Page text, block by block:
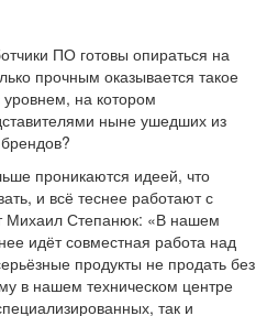
ПО готовы опираться на
прочным оказывается такое
на котором
ныне ушедших из
проникаются идеей, что
и всё теснее работают с
Михаил Степанюк: «В нашем
идёт совместная работа над
продукты не продать без
в нашем техническом центре
так и